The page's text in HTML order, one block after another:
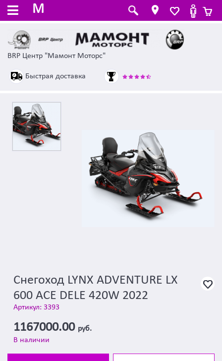
M
BRP Центр "Мамонт Моторс"
Быстрая доставка
Снегоход LYNX ADVENTURE LX
600 ACE DELE 420W 2022
Артикул: 3393
1167000.00 руб.
В наличии